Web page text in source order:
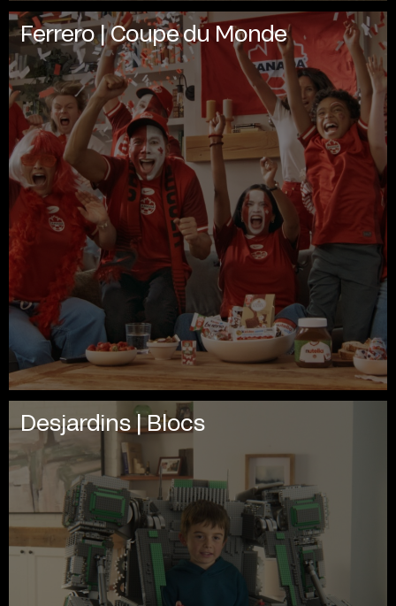
Ferrero | Coupe du Monde
Desjardins | Blocs